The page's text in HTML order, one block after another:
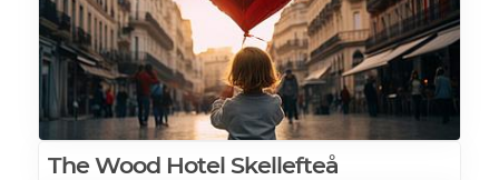
The Wood Hotel Skellefteå